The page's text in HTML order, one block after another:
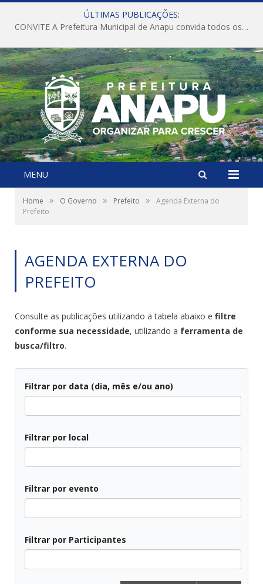
ÚLTIMAS PUBLICAÇÕES:
CONVITE A Prefeitura Municipal de Anapu convida todos os servidores públicos municipais para participarem da Audiência Pública de discussão da Lei de Diretrizes Orçamentárias (LDO), importante instrumento de planejamento das ações e investimentos da Administração Pública para o próximo exercício financeiro.
MENU
Home » O Governo » Prefeito »
Agenda Externa do
Prefeito
AGENDA EXTERNA DO
PREFEITO
Consulte as publicações utilizando a tabela abaixo e filtre
conforme sua necessidade, utilizando a ferramenta de
busca/filtro.
Filtrar por data (dia, mês e/ou ano)
Filtrar por local
Filtrar por evento
Filtrar por Participantes